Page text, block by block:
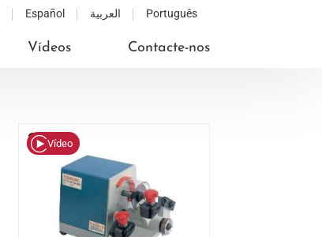
Español العربية Português
Vídeos Contacte-nos
Vídeo